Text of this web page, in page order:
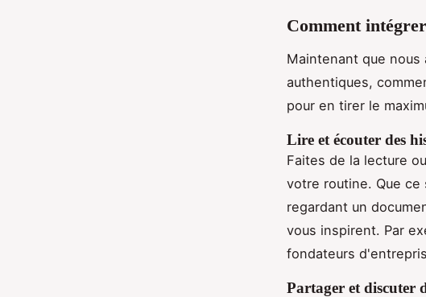
Comment
Maintenant que
authentiques,
pour en tirer le
Lire et écouter des
Faites de la lecture
votre routine. Que
regardant un
vous inspirent. Par
fondateurs
Partager et discuter